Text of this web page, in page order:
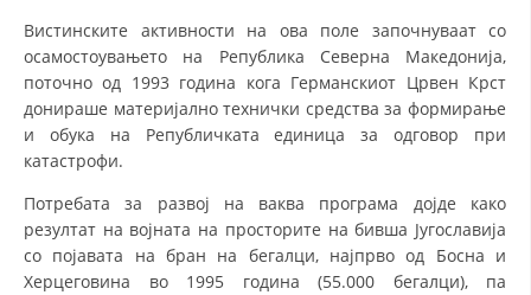
ИСТОРИЈАТ НА ЦКРСМ
ИСТОРИЈАТ НА ДВИЖЕЊЕТО
ЧЛЕНСТВО ВО ПРОФЕСИОНАЛНИ ТЕЛА
Вистинските активности на ова поле започнуваат со
осамостоувањето на Република Северна Македонија,
поточно од 1993 година кога Германскиот Црвен Крст
донираше материјално технички средства за формирање
и обука на Републичката единица за одговор при
катастрофи.
Потребата за развој на ваква програма дојде како
резултат на војната на просторите на бивша Југославија
со појавата на бран на бегалци, најпрво од Босна и
Херцеговина во 1995 година (55.000 бегалци), па